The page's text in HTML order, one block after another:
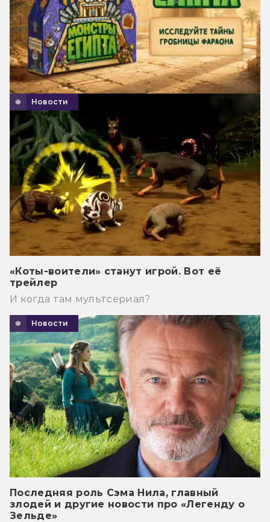
Новости
«Коты-воители» станут игрой. Вот её
трейлер
И когда там мультсериал?
Новости
Последняя роль Сэма Нила, главный
злодей и другие новости про «Легенду о
Зельде»